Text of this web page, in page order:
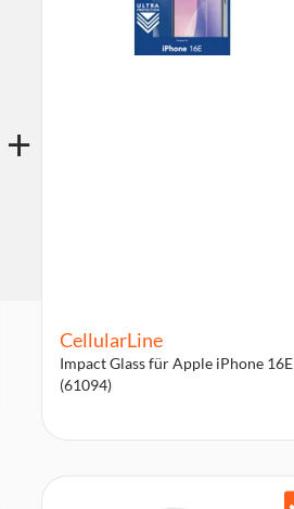
CellularLine
Impact Glass für Apple iPhone 16E
(61094)